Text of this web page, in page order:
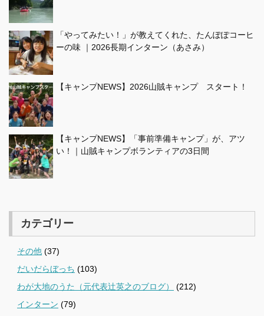
「やってみたい！」が教えてくれた、たんぽぽコーヒ
ーの味 ｜2026長期インターン（あさみ）
【キャンプNEWS】2026山賊キャンプ スタート！
【キャンプNEWS】「事前準備キャンプ」が、アツ
い！｜山賊キャンプボランティアの3日間
カテゴリー
その他 (37)
だいだらぼっち (103)
わが大地のうた（元代表辻英之のブログ）
(212)
インターン (79)